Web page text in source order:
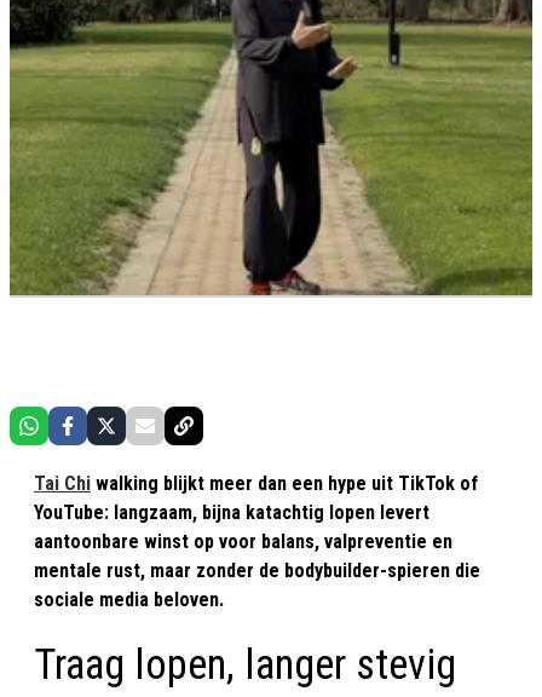
Tai Chi walking blijkt meer dan een hype uit TikTok of
YouTube: langzaam, bijna katachtig lopen levert
aantoonbare winst op voor balans, valpreventie en
mentale rust, maar zonder de bodybuilder-spieren die
sociale media beloven.
Traag lopen, langer stevig